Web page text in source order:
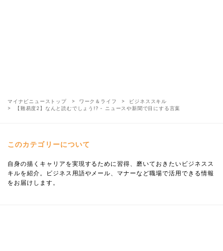
マイナビニューストップ ワーク＆ライフ
ビジネススキル
【難易度2】なんと読むでしょう!? - ニュースや新聞で目にする言葉
このカテゴリーについて
自身の描くキャリアを実現するために習得、磨いておきたいビジネスス
キルを紹介。ビジネス用語やメール、マナーなど職場で活用できる情報
をお届けします。